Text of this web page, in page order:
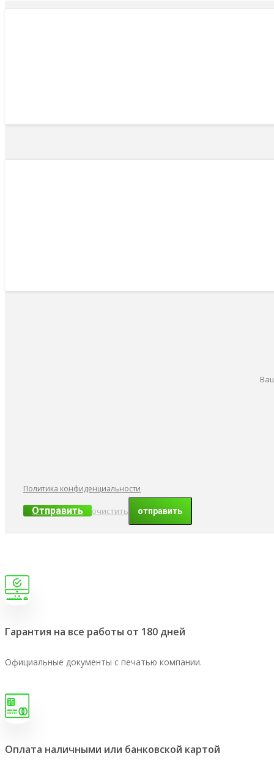
Политика конфиденциальности
Отправить очистить
Гарантия на все работы от 180 дней
Официальные документы с печатью компании.
Оплата наличными или банковской картой